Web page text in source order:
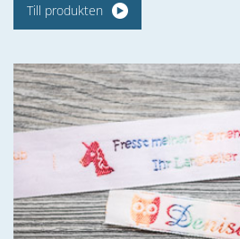
Till produkten